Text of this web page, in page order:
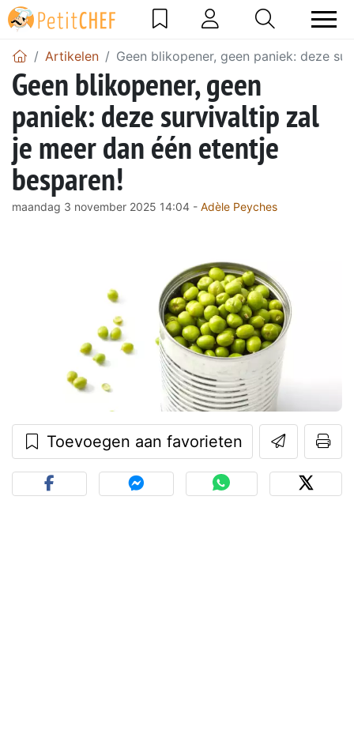
Artikelen Geen blikopener, geen paniek: deze
Geen blikopener, geen
paniek: deze survivaltip zal
je meer dan één etentje
besparen!
maandag 3 november 2025 14:04 - Adèle Peyches
Toevoegen aan favorieten